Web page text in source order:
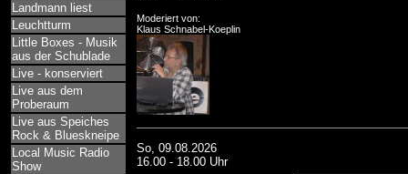
Landmann liest
Leuchtturm
Little Boxes - Musik
aus der Schublade
Live - konserviert
Live aus dem
Proberaum
Live aus Speiches
Rock & Blueskneipe
Local Music Radio
Show
Moderiert von:
Klaus Schnabel-Koeplin
So, 09.08.2026
16.00 - 18.00 Uhr